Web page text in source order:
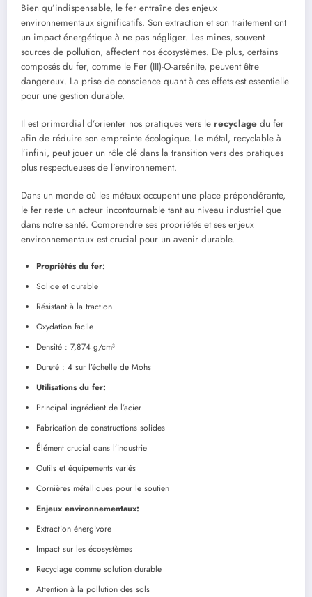
Bien qu’indispensable, le fer entraîne des enjeux
environnementaux significatifs. Son extraction et son traitement ont
un impact énergétique à ne pas négliger. Les mines, souvent
sources de pollution, affectent nos écosystèmes. De plus, certains
composés du fer, comme le Fer (III)-O-arsénite, peuvent être
dangereux. La prise de conscience quant à ces effets est essentielle
pour une gestion durable.
Il est primordial d’orienter nos pratiques vers le recyclage du fer
afin de réduire son empreinte écologique. Le métal, recyclable à
l’infini, peut jouer un rôle clé dans la transition vers des pratiques
plus respectueuses de l’environnement.
Dans un monde où les métaux occupent une place prépondérante,
le fer reste un acteur incontournable tant au niveau industriel que
dans notre santé. Comprendre ses propriétés et ses enjeux
environnementaux est crucial pour un avenir durable.
Propriétés du fer:
Solide et durable
Résistant à la traction
Oxydation facile
Densité : 7,874 g/cm³
Dureté : 4 sur l’échelle de Mohs
Utilisations du fer:
Principal ingrédient de l’acier
Fabrication de constructions solides
Élément crucial dans l’industrie
Outils et équipements variés
Cornières métalliques pour le soutien
Enjeux environnementaux:
Extraction énergivore
Impact sur les écosystèmes
Recyclage comme solution durable
Attention à la pollution des sols